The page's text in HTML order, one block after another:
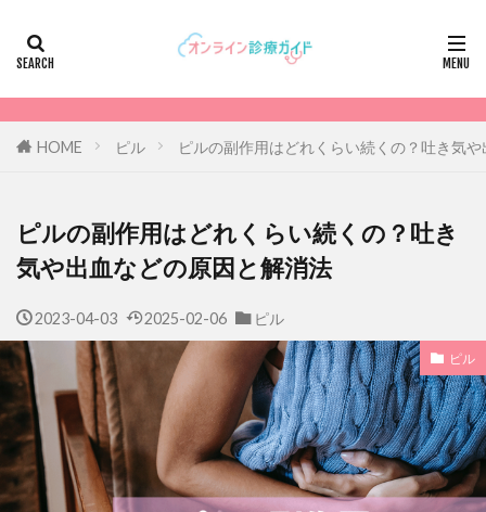
HOME ピル ピルの副作用はどれくらい続くの？吐き気
ピルの副作用はどれくらい続くの？吐き
気や出血などの原因と解消法
2023-04-03 2025-02-06 ピル
ピル